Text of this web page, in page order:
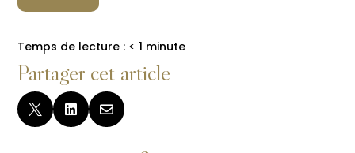
Temps de lecture : < 1 minute
Partager cet article
  